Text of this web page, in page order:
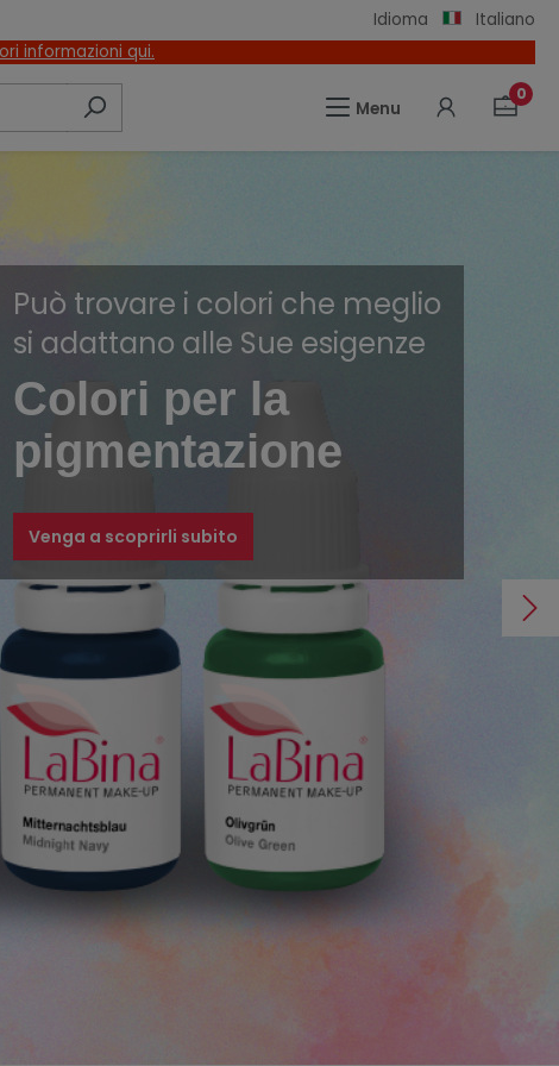
Idioma
Italiano
informazioni qui.
Menu
0
Può trovare i colori che meglio
si adattano alle Sue esigenze
Colori per la
pigmentazione
Venga a scoprirli subito